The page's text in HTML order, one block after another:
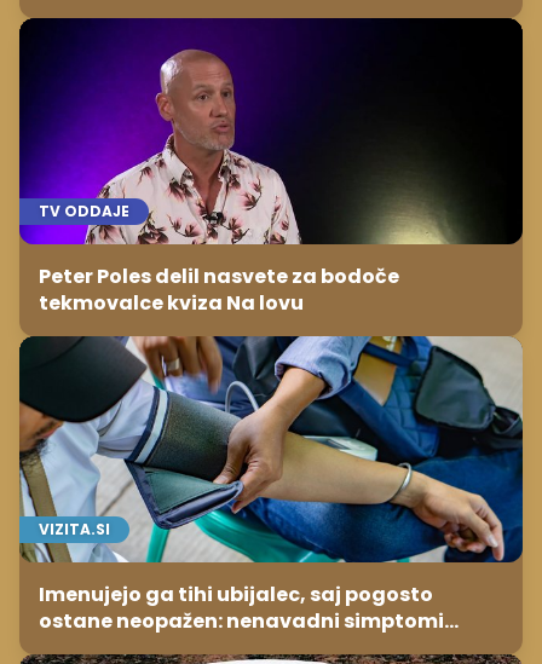
TV ODDAJE
Peter Poles delil nasvete za bodoče
tekmovalce kviza Na lovu
VIZITA.SI
Imenujejo ga tihi ubijalec, saj pogosto
ostane neopažen: nenavadni simptomi
visokega holesterola